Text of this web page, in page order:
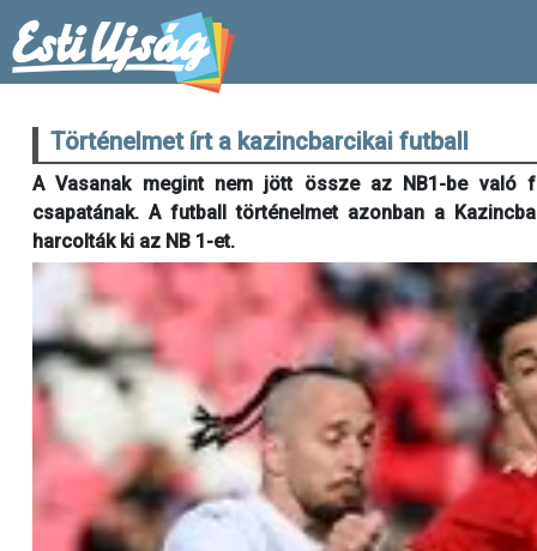
Történelmet írt a kazincbarcikai futball
A Vasanak megint nem jött össze az NB1-be való
csapatának. A futball történelmet azonban a
harcolták ki az NB 1-et.